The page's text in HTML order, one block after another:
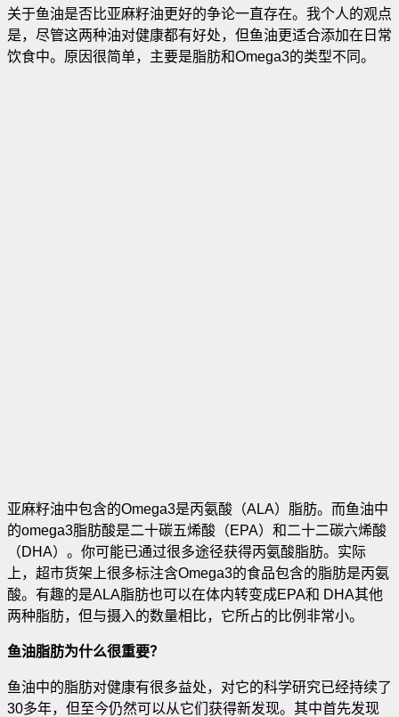
关于鱼油是否比亚麻籽油更好的争论一直存在。我个人的观点
是，尽管这两种油对健康都有好处，但鱼油更适合添加在日常
饮食中。原因很简单，主要是脂肪和Omega3的类型不同。
亚麻籽油中包含的Omega3是丙氨酸（ALA）脂肪。而鱼油中
的omega3脂肪酸是二十碳五烯酸（EPA）和二十二碳六烯酸
（DHA） 。你可能已通过很多途径获得丙氨酸脂肪。实际
上，超市货架上很多标注含Omega3的食品包含的脂肪是丙氨
酸。有趣的是ALA脂肪也可以在体内转变成EPA和 DHA其他
两种脂肪，但与摄入的数量相比，它所占的比例非常小。
鱼油脂肪为什么很重要？
鱼油中的脂肪对健康有很多益处，对它的科学研究已经持续了
30多年，但至今仍然可以从它们获得新发现。其中首先发现